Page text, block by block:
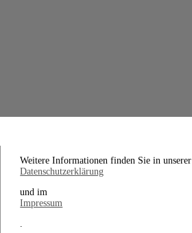
Weitere Informationen finden Sie in unserer
Datenschutzerklärung
und im
Impressum
.